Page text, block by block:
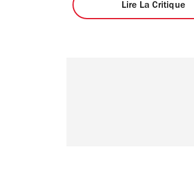
Lire La Critique